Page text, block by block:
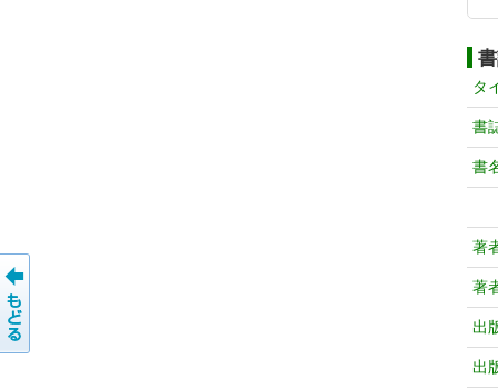
タ
書
書
著
著
出
出